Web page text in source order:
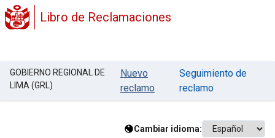
Libro de Reclamaciones
GOBIERNO REGIONAL DE
LIMA (GRL)
Nuevo
reclamo
Seguimiento de
reclamo
Cambiar idioma: